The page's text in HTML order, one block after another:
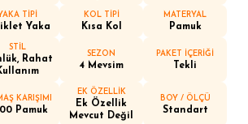
TİPİ
Yaka
KOL TİPİ
Kısa Kol
MATERYAL
Pamuk
STİL
Rahat
SEZON
4 Mevsim
PAKET İÇERİĞİ
Tekli
KARIŞIMI
Pamuk
EK ÖZELLİK
Ek Özellik
Mevcut Değil
BOY / ÖLÇÜ
Standart